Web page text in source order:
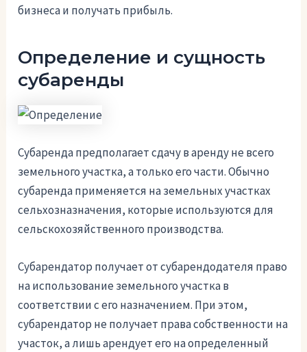
бизнеса и получать прибыль.
Определение и сущность
субаренды
Субаренда предполагает сдачу в аренду не всего
земельного участка, а только его части. Обычно
субаренда применяется на земельных участках
сельхозназначения, которые используются для
сельскохозяйственного производства.
Субарендатор получает от субарендодателя право
на использование земельного участка в
соответствии с его назначением. При этом,
субарендатор не получает права собственности на
участок, а лишь арендует его на определенный